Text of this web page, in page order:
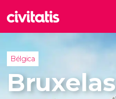
Bélgica
Bruxelas